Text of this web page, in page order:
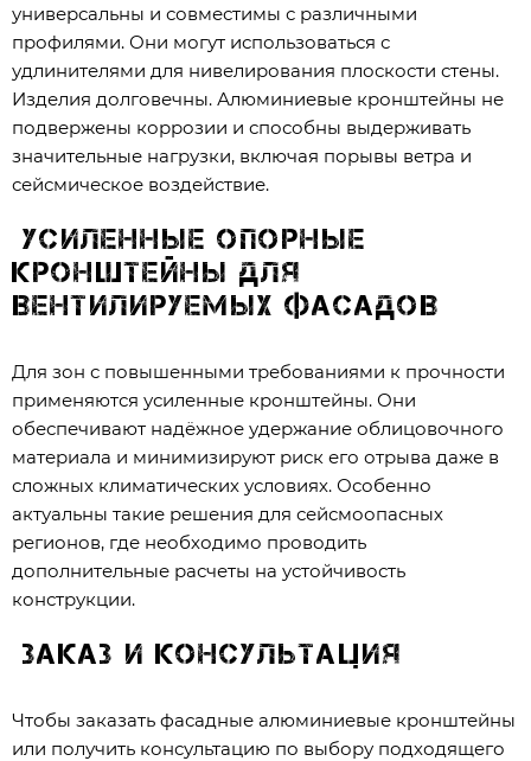
универсальны и совместимы с различными
профилями. Они могут использоваться с
удлинителями для нивелирования плоскости стены.
Изделия долговечны. Алюминиевые кронштейны не
подвержены коррозии и способны выдерживать
значительные нагрузки, включая порывы ветра и
сейсмическое воздействие.
Усиленные опорные
кронштейны для
вентилируемых фасадов
Для зон с повышенными требованиями к прочности
применяются усиленные кронштейны. Они
обеспечивают надёжное удержание облицовочного
материала и минимизируют риск его отрыва даже в
сложных климатических условиях. Особенно
актуальны такие решения для сейсмоопасных
регионов, где необходимо проводить
дополнительные расчеты на устойчивость
конструкции.
Заказ и консультация
Чтобы заказать фасадные алюминиевые кронштейны
или получить консультацию по выбору подходящего